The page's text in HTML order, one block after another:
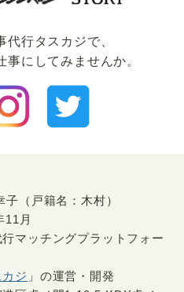
代⾏タスカジで、
にしてみませんか。
子（戸籍名：木村）
11月
マッチングプラットフォー
カジ 」の運営・開発